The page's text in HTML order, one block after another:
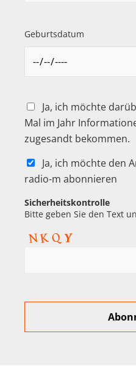
Geburtsdatum
Ja, ich möchte
Mal im Jahr
zugesandt bekommen.
Ja, ich möchte den
radio-m abonnieren
Sicherheitskontrolle
Bitte geben Sie den Text